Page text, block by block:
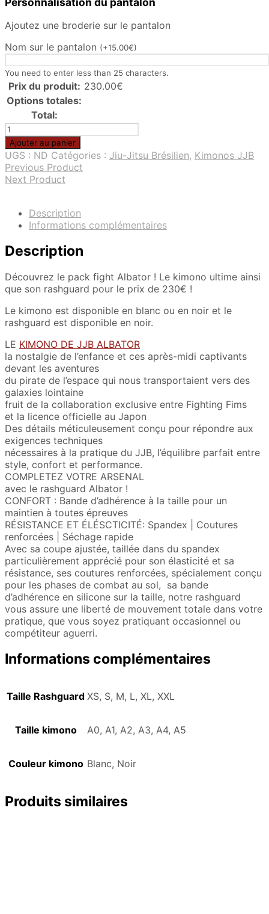
Ajoutez une broderie sur le pantalon
Nom sur le pantalon (+15.00€)
You need to enter less than 25 characters.
Prix du produit: 230.00€
Options totales:
Total:
quantité
de
Pack
fight
Albator
Ajouter au panier
UGS : ND Catégories : Jiu-Jitsu Brésilien, Kimonos JJB
Previous Product
Next Product
Description
Informations complémentaires
Description
Découvrez le pack fight Albator ! Le kimono ultime ainsi
que son rashguard pour le prix de 230€ !
Le kimono est disponible en blanc ou en noir et le
rashguard est disponible en noir.
LE KIMONO DE JJB ALBATOR
la nostalgie de l’enfance et ces après-midi captivants
devant les aventures
du pirate de l’espace qui nous transportaient vers des
galaxies lointaine
fruit de la collaboration exclusive entre Fighting Fims
et la licence officielle au Japon
Des détails méticuleusement conçu pour répondre aux
exigences techniques
nécessaires à la pratique du JJB, l’équilibre parfait entre
style, confort et performance.
COMPLETEZ VOTRE ARSENAL
avec le rashguard Albator !
CONFORT : Bande d’adhérence à la taille pour un
maintien à toutes épreuves
RÉSISTANCE ET ÉLÉSCTICITÉ: Spandex | Coutures
renforcées | Séchage rapide
Avec sa coupe ajustée, taillée dans du spandex
particulièrement apprécié pour son élasticité et sa
résistance, ses coutures renforcées, spécialement conçu
pour les phases de combat au sol, sa bande
d’adhérence en silicone sur la taille, notre rashguard
vous assure une liberté de mouvement totale dans votre
pratique, que vous soyez pratiquant occasionnel ou
compétiteur aguerri.
Informations complémentaires
Taille Rashguard XS, S, M, L, XL, XXL
Taille kimono A0, A1, A2, A3, A4, A5
Couleur kimono Blanc, Noir
Produits similaires